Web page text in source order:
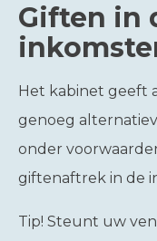
Giften in
Het kabinet geeft
genoeg
onder
giftenaftrek in de
Tip! Steunt uw